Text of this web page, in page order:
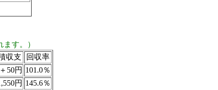
す。）
収支
回収率
50円 101.0％
円 145.6％